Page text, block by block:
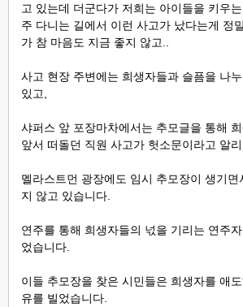
고 있는데 더군다가 저희는 아이들을 키우
주 다니는 길에서 이런 사고가 났다는게 정
가 참 마음도 지금 좋지 않고..
사고 현장 주변에는 희생자들과 슬픔을 나
있고,
샤퍼스 앞 포장마차에서는 추모글을 통해 희
앞서 떠돌던 직원 사고가 헛소문이라고 알
멜라스트먼 광장에도 임시 추모장이 생기면
지 않고 있습니다.
연주를 통해 희생자들의 넋을 기리는 연주
었습니다.
이들 추모장을 찾은 시민들은 희생자를 애
유를 빌었습니다.